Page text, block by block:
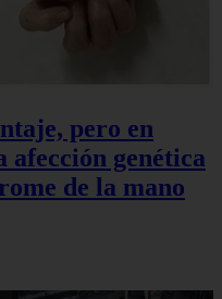
pero en
afección genética
de la mano